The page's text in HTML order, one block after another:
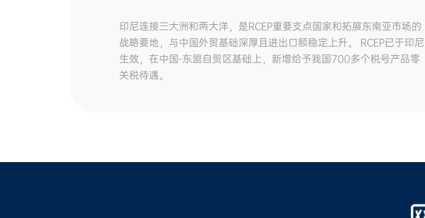
印尼连接三大洲和两大洋，是RCEP重要支点国家和拓展东南亚市场的
战略要地，与中国外贸基础深厚且进出口额稳定上升。 RCEP已于印尼
生效，在中国-东盟自贸区基础上，新增给予我国700多个税号产品零
关税待遇。